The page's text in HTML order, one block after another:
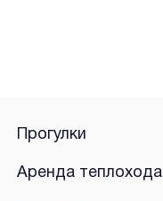
Прогулки
Аренда теплохода